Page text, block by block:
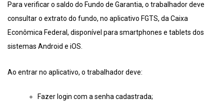
Para verificar o saldo do Fundo de Garantia, o trabalhador deve
consultar o extrato do fundo, no aplicativo FGTS, da Caixa
Econômica Federal, disponível para smartphones e tablets dos
sistemas Android e iOS.
Ao entrar no aplicativo, o trabalhador deve:
Fazer login com a senha cadastrada;